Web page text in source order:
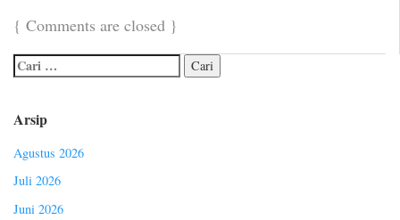
{ Comments are closed }
Arsip
Agustus 2026
Juli 2026
Juni 2026